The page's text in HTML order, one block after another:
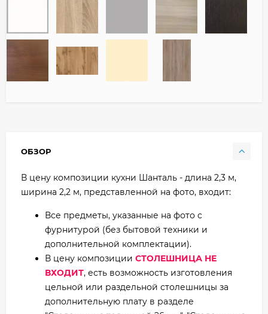
ОБЗОР
В цену композиции кухни Шанталь - длина 2,3 м,
ширина 2,2 м, представленной на фото, входит:
Все предметы, указанные на фото с
фурнитурой (без бытовой техники и
дополнительной комплектации).
В цену композиции СТОЛЕШНИЦА НЕ
ВХОДИТ, есть возможность изготовления
цельной или раздельной столешницы за
дополнительную плату в разделе